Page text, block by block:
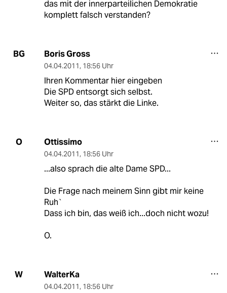
das mit der innerparteilichen Demokratie
komplett falsch verstanden?
BG Boris Gross
04.04.2011, 18:56 Uhr
Ihren Kommentar hier eingeben
Die SPD entsorgt sich selbst.
Weiter so, das stärkt die Linke.
O Ottissimo
04.04.2011, 18:56 Uhr
...also sprach die alte Dame SPD...
Die Frage nach meinem Sinn gibt mir keine
Ruh`
Dass ich bin, das weiß ich...doch nicht wozu!
O.
W WalterKa
04.04.2011, 18:56 Uhr